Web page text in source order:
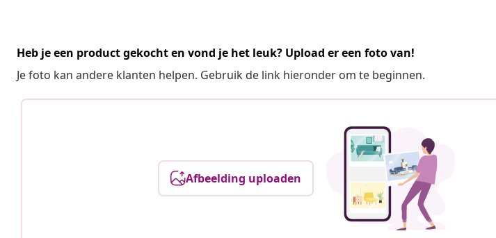
Heb je een product gekocht en vond je het leuk? Upload er een foto van!
Je foto kan andere klanten helpen. Gebruik de link hieronder om te beginnen.
Afbeelding uploaden